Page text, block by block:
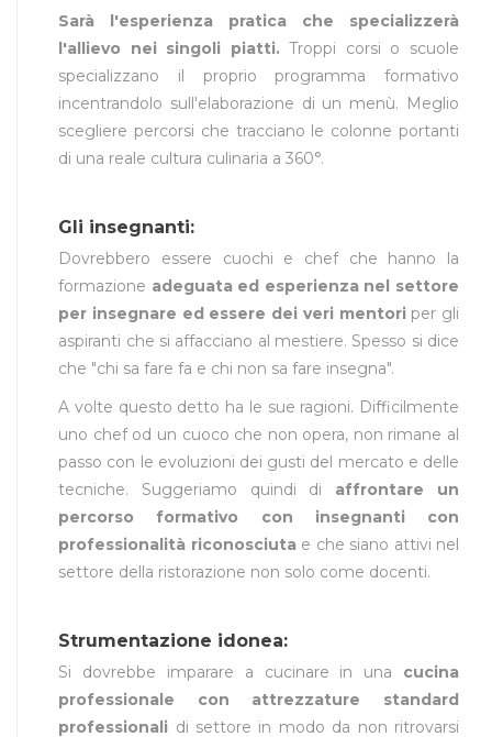
Sarà l'esperienza pratica che specializzerà
l'allievo nei singoli piatti. Troppi corsi o scuole
specializzano il proprio programma formativo
incentrandolo sull'elaborazione di un menù. Meglio
scegliere percorsi che tracciano le colonne portanti
di una reale cultura culinaria a 360°.
Gli insegnanti:
Dovrebbero essere cuochi e chef che hanno la
formazione adeguata ed esperienza nel settore
per insegnare ed essere dei veri mentoriper gli
aspiranti che si affacciano al mestiere. Spesso si dice
che "chi sa fare fa e chi non sa fare insegna".
A volte questo detto ha le sue ragioni. Difficilmente
uno chef od un cuoco che non opera, non rimane al
passo con le evoluzioni dei gusti del mercato e delle
tecniche. Suggeriamo quindi di affrontare un
percorso formativo con insegnanti con
professionalità riconosciutae che siano attivi nel
settore della ristorazione non solo come docenti.
Strumentazione idonea:
Si dovrebbe imparare a cucinare in una cucina
professionale con attrezzature standard
professionali di settore in modo da non ritrovarsi